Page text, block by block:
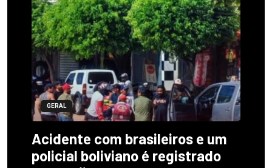
GERAL
Acidente com brasileiros e um
policial boliviano é registrado